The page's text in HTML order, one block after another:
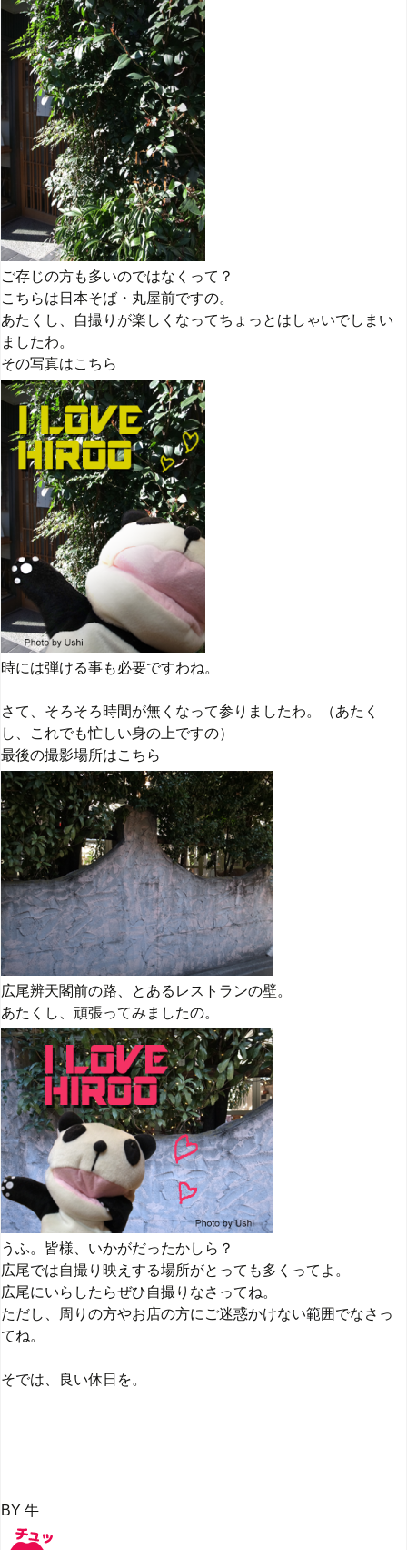
ご存じの方も多いのではなくって？
こちらは日本そば・丸屋前ですの。
あたくし、自撮りが楽しくなってちょっとはしゃいでしまい
ましたわ。
その写真はこちら
時には弾ける事も必要ですわね。
さて、そろそろ時間が無くなって参りましたわ。（あたく
し、これでも忙しい身の上ですの）
最後の撮影場所はこちら
広尾辨天閣前の路、とあるレストランの壁。
あたくし、頑張ってみましたの。
うふ。皆様、いかがだったかしら？
広尾では自撮り映えする場所がとっても多くってよ。
広尾にいらしたらぜひ自撮りなさってね。
ただし、周りの方やお店の方にご迷惑かけない範囲でなさっ
てね。
そでは、良い休日を。
BY 牛